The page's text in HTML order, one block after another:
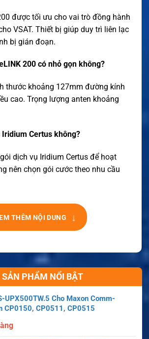
được tối ưu cho vai trò đồng hành
VSAT. Thiết bị giúp duy trì liên lạc
bị gián đoạn.
200 có nhỏ gọn không?
thước khoảng 127mm đường kính
cao. Trọng lượng anten khoảng
Certus không?
dịch vụ Iridium Certus để hoạt
nên chọn gói cước theo nhu cầu
THÊM NỘI DUNG ↓
SẢN PHẨM NỔI BẬT
UPX500TW.5 Cho Maxon Comm-
CP0150, CP0511, CP0515